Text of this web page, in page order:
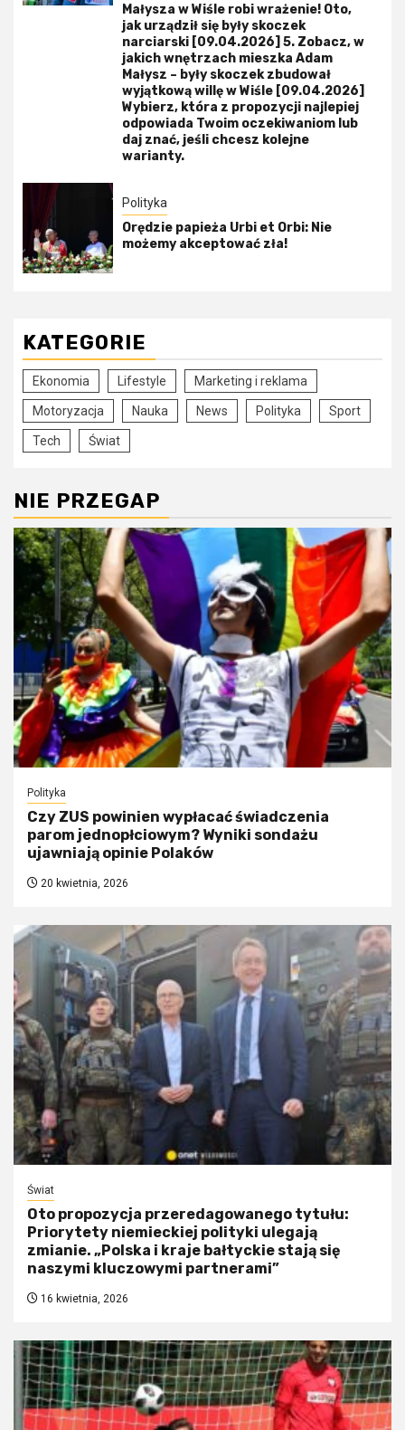
Małysza w Wiśle robi wrażenie! Oto,
jak urządził się były skoczek
narciarski [09.04.2026] 5. Zobacz, w
jakich wnętrzach mieszka Adam
Małysz – były skoczek zbudował
wyjątkową willę w Wiśle [09.04.2026]
Wybierz, która z propozycji najlepiej
odpowiada Twoim oczekiwaniom lub
daj znać, jeśli chcesz kolejne
warianty.
Polityka
Orędzie papieża Urbi et Orbi: Nie
możemy akceptować zła!
KATEGORIE
Ekonomia Lifestyle Marketing i reklama
Motoryzacja Nauka News Polityka Sport
Tech Świat
NIE PRZEGAP
Polityka
Czy ZUS powinien wypłacać świadczenia
parom jednopłciowym? Wyniki sondażu
ujawniają opinie Polaków
20 kwietnia, 2026
Świat
Oto propozycja przeredagowanego tytułu:
Priorytety niemieckiej polityki ulegają
zmianie. „Polska i kraje bałtyckie stają się
naszymi kluczowymi partnerami”
16 kwietnia, 2026